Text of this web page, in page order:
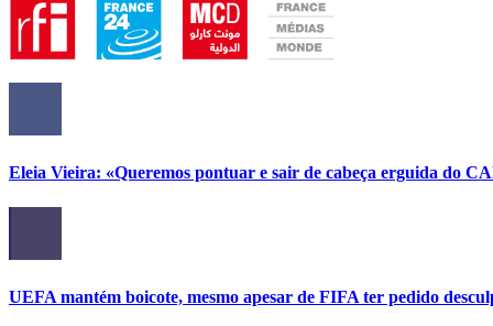
Eleia Vieira: «Queremos pontuar e sair de cabeça erguida do
UEFA mantém boicote, mesmo apesar de FIFA ter pedido